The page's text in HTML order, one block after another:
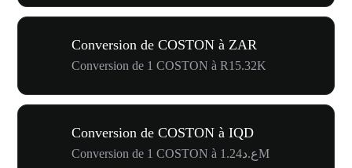
Conversion de COSTON à ZAR
Conversion de 1 COSTON à R15.32K
Conversion de COSTON à IQD
Conversion de 1 COSTON à ع.د1.24M